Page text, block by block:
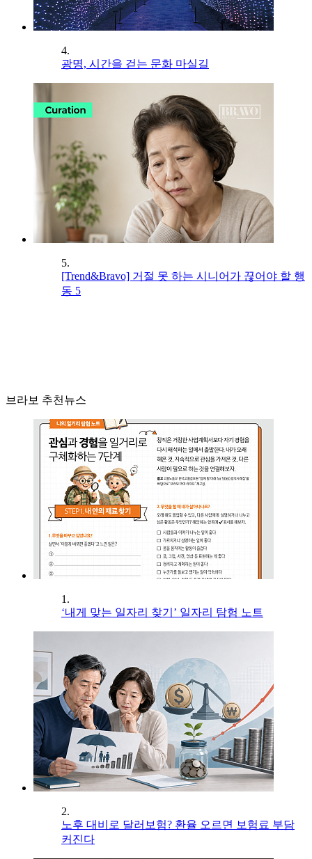
4.
광명, 시간을 걷는 문화 마실길
5.
[Trend&Bravo] 거절 못 하는 시니어가 끊어야 할 행
동 5
브라보 추천뉴스
1.
‘내게 맞는 일자리 찾기’ 일자리 탐험 노트
2.
노후 대비로 달러보험? 환율 오르면 보험료 부담
커진다